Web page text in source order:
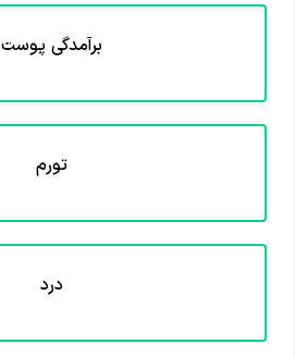
برآمدگی پوست
تورم
درد